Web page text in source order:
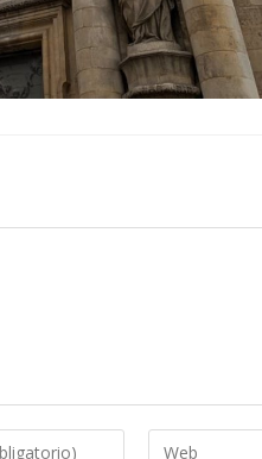
Introduce